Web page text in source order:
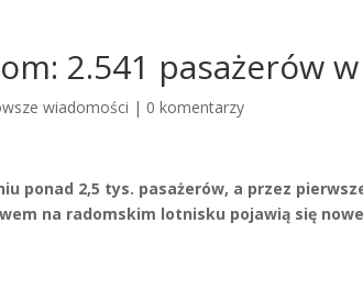
2.541 pasażerów
wiadomości | 0 komentarzy
ponad 2,5 tys. pasażerów, a przez
na radomskim lotnisku pojawią się